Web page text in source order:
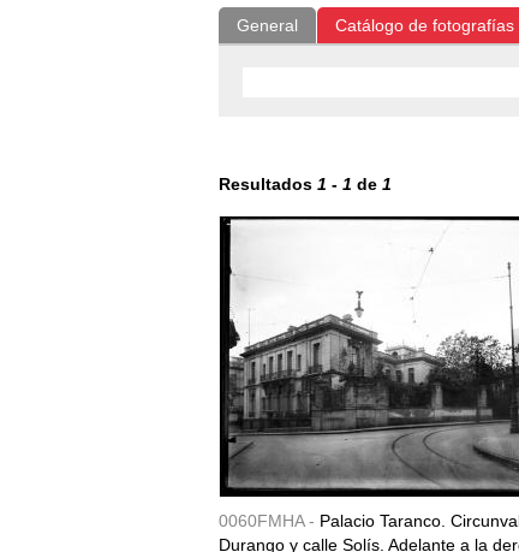
General Catálogo de fotografías
Resultados 1 - 1 de 1
0060FMHA - Palacio Taranco.
Durango y calle Solís. Adelante a la